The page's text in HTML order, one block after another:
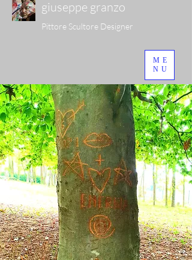
giuseppe granzo
Pittore Scultore Designer
ME
NU